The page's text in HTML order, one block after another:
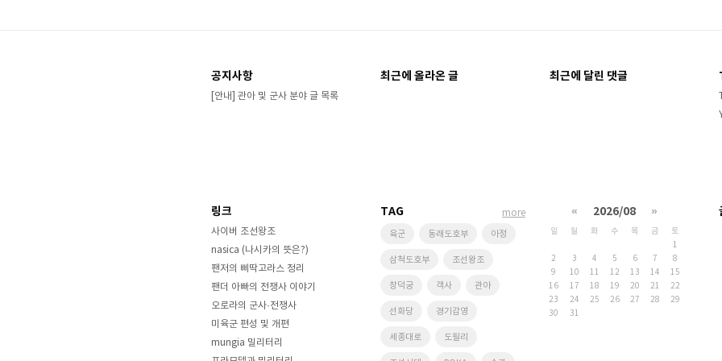
공지사항
[안내] 관아 및 군사 분야 글 목록
최근에 올라온 글 최근에 달린 댓글
링크
사이버 조선왕조
nasica (나시카의 뜻은?)
팬저의 삐딱고라스 정리
팬더 아빠의 전쟁사 이야기
오로라의 군사·전쟁사
미육군 편성 및 개편
mungia 밀리터리
TAG
육군 동래도호부 아정
삼척도호부 조선왕조
창덕궁 객사 관아
선화당 경기감영
세종대로 도필리
more « 2026/08 »
일 월 화 수 목 금
토
1
2
3 4 5 6 7
8
9
10 11 12 13 14
15
16
17 18 19 20 21
22
23
24 25 26 27 28
29
30
31